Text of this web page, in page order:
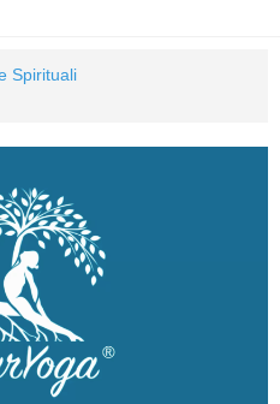
Spirituali